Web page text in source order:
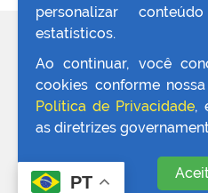
personalizar
estatísticos.
Ao continuar, você
cookies conforme nossa
Política de Privacidade,
as diretrizes
PT